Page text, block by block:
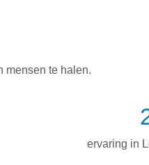
mensen te halen.
ervaring in